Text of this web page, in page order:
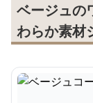
ベージュの
わらか素材